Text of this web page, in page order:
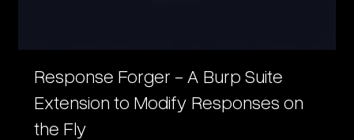
Response Forger - A Burp Suite
Extension to Modify Responses on
the Fly